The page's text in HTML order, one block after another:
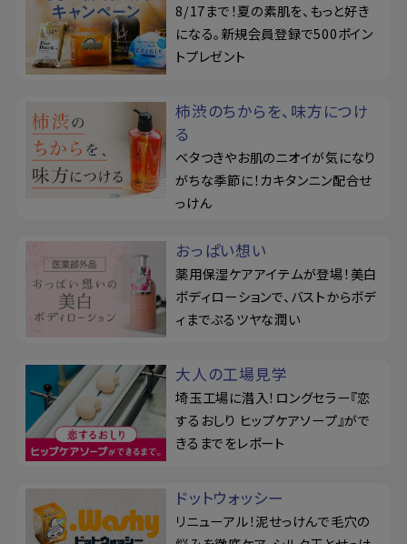
ご利用案内
よくあるご質問
会員登録でお得
NEWS一覧
8/17まで！夏の素肌を、もっと好き
になる。新規会員登録で500ポイン
トプレゼント
柿渋のちからを、味方につけ
る
ベタつきやお肌のニオイが気になり
がちな季節に！カキタンニン配合せ
っけん
おっぱい想い
薬用保湿ケアアイテムが登場！美白
ボディローションで、バストからボデ
ィまでぷるツヤな潤い
大人の工場見学
埼玉工場に潜入！ロングセラー『恋
するおしり ヒップケアソープ』がで
きるまでをレポート
ドットウォッシー
リニューアル！泥せっけんで毛穴の